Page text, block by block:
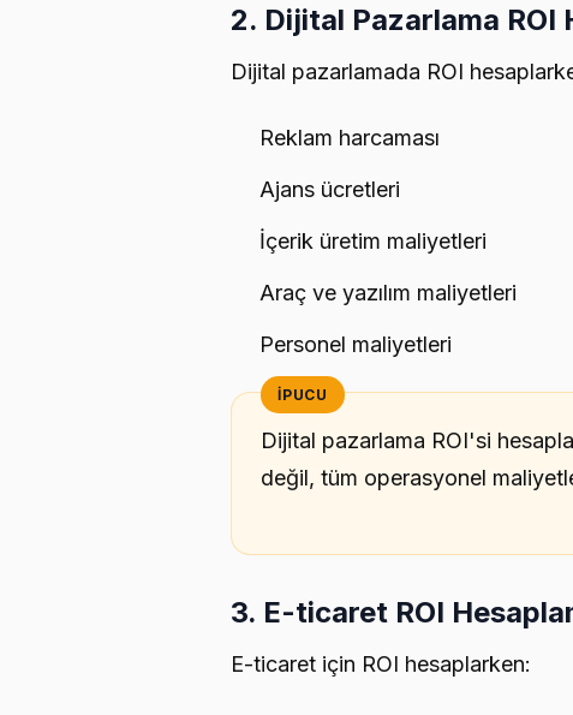
2. Dijital Pazarlama ROI
Dijital pazarlamada ROI
Reklam harcaması
Ajans ücretleri
İçerik üretim maliyetleri
Araç ve yazılım maliyetleri
Personel maliyetleri
Dijital pazarlama ROI'si
değil, tüm operasyonel
3. E-ticaret ROI
E-ticaret için ROI hesaplarken: